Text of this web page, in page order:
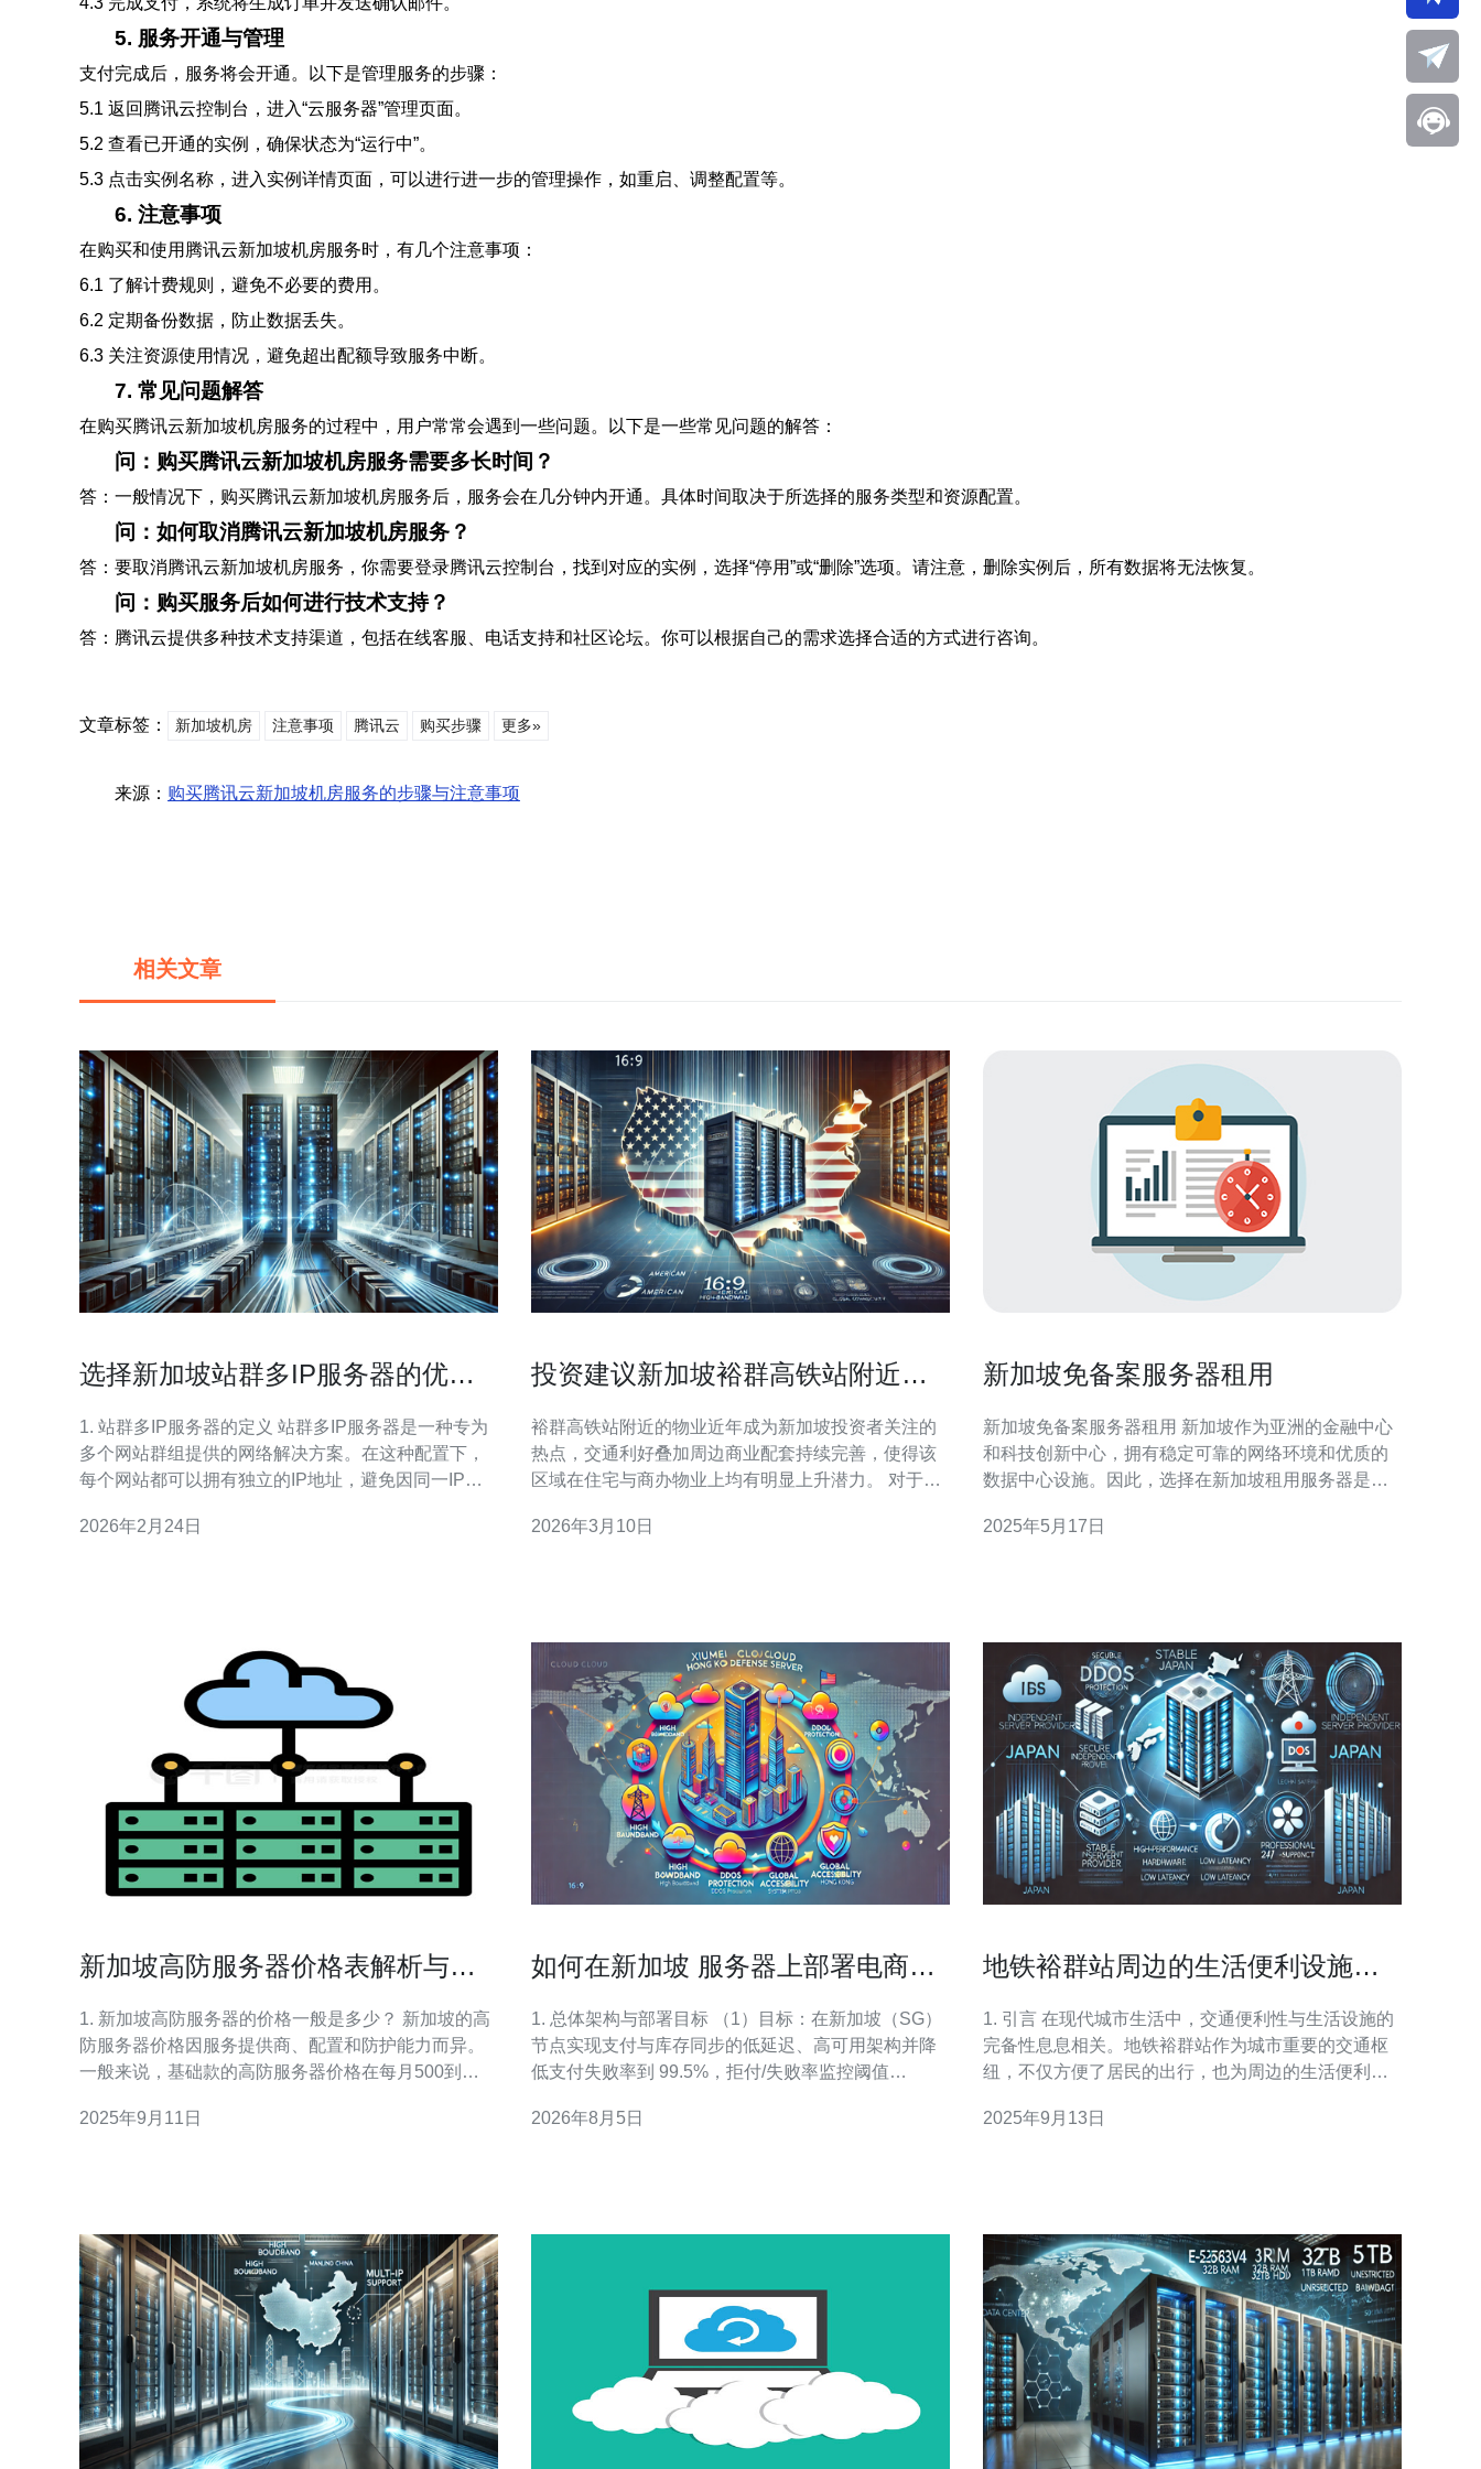
5. 服务开通与管理
支付完成后，服务将会开通。以下是管理服务的步骤：
5.1 返回腾讯云控制台，进入“云服务器”管理页面。
5.2 查看已开通的实例，确保状态为“运行中”。
5.3 点击实例名称，进入实例详情页面，可以进行进一步的管理操作，如重启、调整配置等。
6. 注意事项
在购买和使用腾讯云新加坡机房服务时，有几个注意事项：
6.1 了解计费规则，避免不必要的费用。
6.2 定期备份数据，防止数据丢失。
6.3 关注资源使用情况，避免超出配额导致服务中断。
7. 常见问题解答
在购买腾讯云新加坡机房服务的过程中，用户常常会遇到一些问题。以下是一些常见问题的解答：
问：购买腾讯云新加坡机房服务需要多长时间？
答：一般情况下，购买腾讯云新加坡机房服务后，服务会在几分钟内开通。具体时间取决于所选择的服务类型和资源配置。
问：如何取消腾讯云新加坡机房服务？
答：要取消腾讯云新加坡机房服务，你需要登录腾讯云控制台，找到对应的实例，选择“停用”或“删除”选项。请注意，删除实例后，所有数据将无法恢复。
问：购买服务后如何进行技术支持？
答：腾讯云提供多种技术支持渠道，包括在线客服、电话支持和社区论坛。你可以根据自己的需求选择合适的方式进行咨询。
文章标签： 新加坡机房 注意事项 腾讯云 购买步骤 更多»
来源： 购买腾讯云新加坡机房服务的步骤与注意事项
相关文章
选择新加坡站群多IP服务器的优势
1. 站群多IP服务器的定义 站群多IP服务器是一种专为
多个网站群组提供的网络解决方案。在这种配置下，
每个网站都可以拥有独立的IP地址，避免因同一IP被
业拥有多个业务网站，使用多IP服务器能够有效地隔
2026年2月24日
投资建议新加坡裕群高铁站附近物
裕群高铁站附近的物业近年成为新加坡投资者关注的
热点，交通利好叠加周边商业配套持续完善，使得该
区域在住宅与商办物业上均有明显上升潜力。 对于追
型商办或带有多用途空间的物业，既能出租给通勤白
2026年3月10日
新加坡免备案服务器租用
新加坡免备案服务器租用 新加坡作为亚洲的金融中心
和科技创新中心，拥有稳定可靠的网络环境和优质的
数据中心设施。因此，选择在新加坡租用服务器是很
比较宽松，免备案，更加方便快捷。 1. 稳定可靠：新
2025年5月17日
新加坡高防服务器价格表解析与市
1. 新加坡高防服务器的价格一般是多少？ 新加坡的高
防服务器价格因服务提供商、配置和防护能力而异。
一般来说，基础款的高防服务器价格在每月500到
价格可能达到每月2000新加坡元以上。用户在选择时
2025年9月11日
如何在新加坡 服务器上部署电商平
1. 总体架构与部署目标 （1）目标：在新加坡（SG）
节点实现支付与库存同步的低延迟、高可用架构并降
低支付失败率到 99.5%，拒付/失败率监控阈值
并发控制 （1）事务与乐观锁：数据库层面使用事务
2026年8月5日
地铁裕群站周边的生活便利设施一
1. 引言 在现代城市生活中，交通便利性与生活设施的
完备性息息相关。地铁裕群站作为城市重要的交通枢
纽，不仅方便了居民的出行，也为周边的生活便利设
机、域名等技术相关的角度出发，探讨这一地区的生
2025年9月13日